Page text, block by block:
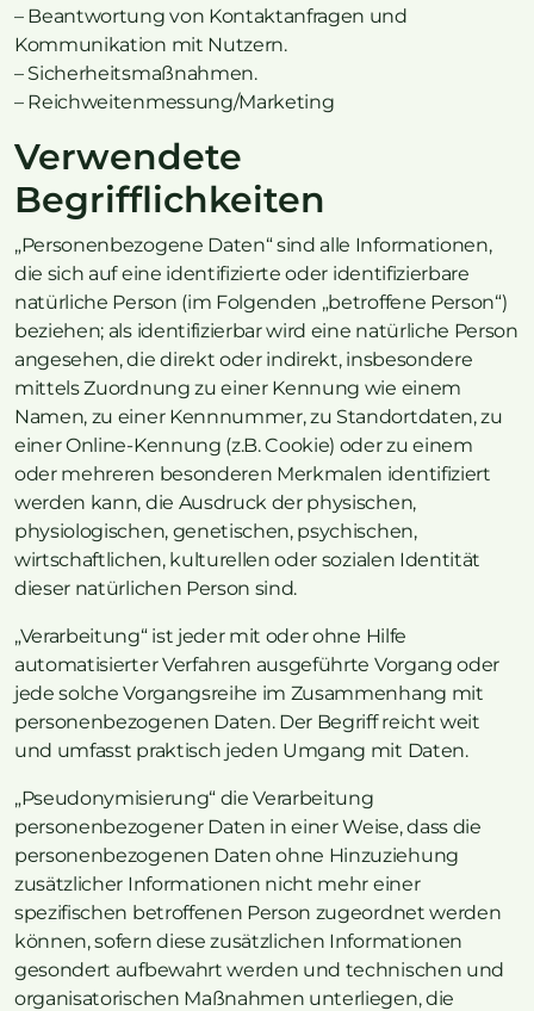
– Beantwortung von Kontaktanfragen und
Kommunikation mit Nutzern.
– Sicherheitsmaßnahmen.
– Reichweitenmessung/Marketing
Verwendete
Begrifflichkeiten
„Personenbezogene Daten“ sind alle Informationen,
die sich auf eine identifizierte oder identifizierbare
natürliche Person (im Folgenden „betroffene Person“)
beziehen; als identifizierbar wird eine natürliche Person
angesehen, die direkt oder indirekt, insbesondere
mittels Zuordnung zu einer Kennung wie einem
Namen, zu einer Kennnummer, zu Standortdaten, zu
einer Online-Kennung (z.B. Cookie) oder zu einem
oder mehreren besonderen Merkmalen identifiziert
werden kann, die Ausdruck der physischen,
physiologischen, genetischen, psychischen,
wirtschaftlichen, kulturellen oder sozialen Identität
dieser natürlichen Person sind.
„Verarbeitung“ ist jeder mit oder ohne Hilfe
automatisierter Verfahren ausgeführte Vorgang oder
jede solche Vorgangsreihe im Zusammenhang mit
personenbezogenen Daten. Der Begriff reicht weit
und umfasst praktisch jeden Umgang mit Daten.
„Pseudonymisierung“ die Verarbeitung
personenbezogener Daten in einer Weise, dass die
personenbezogenen Daten ohne Hinzuziehung
zusätzlicher Informationen nicht mehr einer
spezifischen betroffenen Person zugeordnet werden
können, sofern diese zusätzlichen Informationen
gesondert aufbewahrt werden und technischen und
organisatorischen Maßnahmen unterliegen, die